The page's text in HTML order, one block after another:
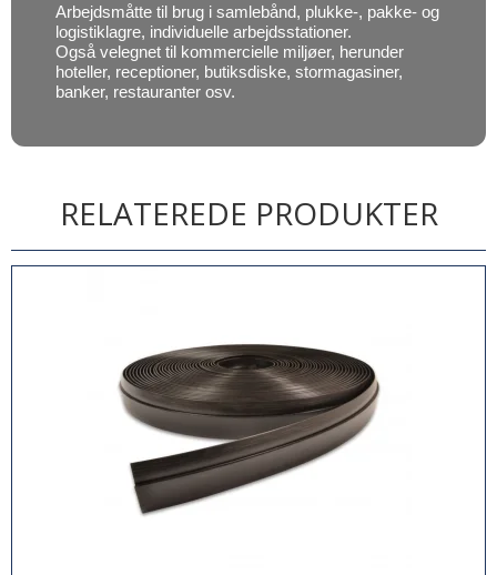
Arbejdsmåtte til brug i samlebånd, plukke-, pakke- og
logistiklagre, individuelle arbejdsstationer.
Også velegnet til kommercielle miljøer, herunder
hoteller, receptioner, butiksdiske, stormagasiner,
banker, restauranter osv.
RELATEREDE PRODUKTER